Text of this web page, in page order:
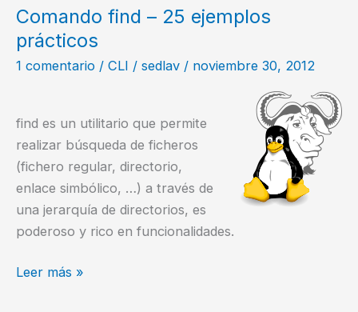
en
masa
Comando find – 25 ejemplos
prácticos
1 comentario / CLI / sedlav / noviembre 30, 2012
find es un utilitario que permite
realizar búsqueda de ficheros
(fichero regular, directorio,
enlace simbólico, …) a través de
una jerarquía de directorios, es
poderoso y rico en funcionalidades.
Comando
Leer más »